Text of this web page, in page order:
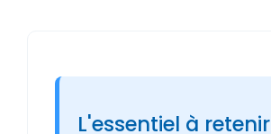
L'essentiel à retenir